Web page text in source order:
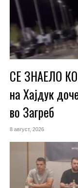
СЕ ЗНАЕЛО
на Хајдук
во Загреб
8 август, 2026